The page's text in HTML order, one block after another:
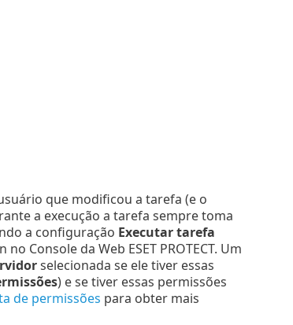
que modificou a tarefa (e o
a execução a tarefa sempre toma
a configuração Executar tarefa
Console da Web ESET PROTECT. Um
selecionada se ele tiver essas
) e se tiver essas permissões
de permissões para obter mais